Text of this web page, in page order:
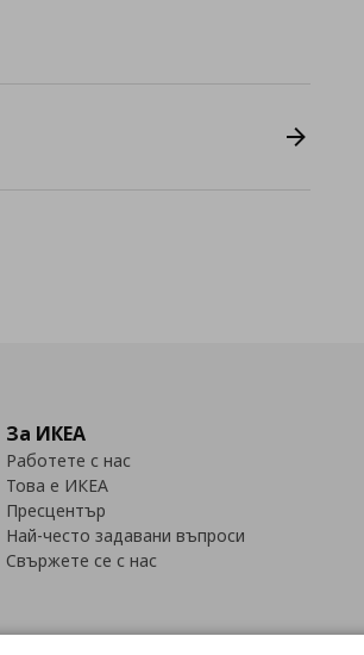
За ИКЕА
Работете с нас
Това е ИКЕА
Пресцентър
Най-често задавани въпроси
Свържете се с нас